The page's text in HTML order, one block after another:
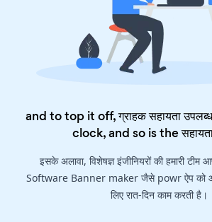
and to top it off, ग्राहक सहायता
clock, and so is the
इसके अलावा, विशेषज्ञ इंजीनियरों की हमारी
Software Banner maker जैसे powr ऐप को
लिए रात-दिन काम करती है।